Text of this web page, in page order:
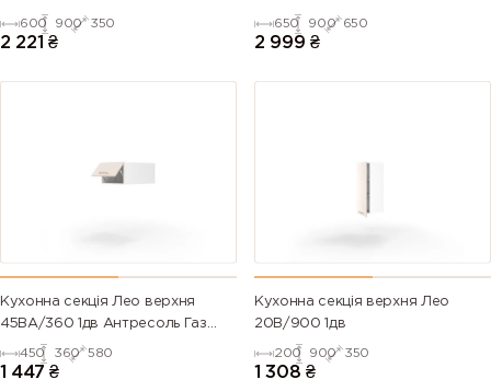
600 900 350
2 221 ₴
650 900 650
2 999 ₴
Кухонна секція Лео верхня
45ВА/360 1дв Антресоль Газ
Ліфт
450 360 580
1 447 ₴
Кухонна секція верхня Лео
20В/900 1дв
200 900 350
1 308 ₴